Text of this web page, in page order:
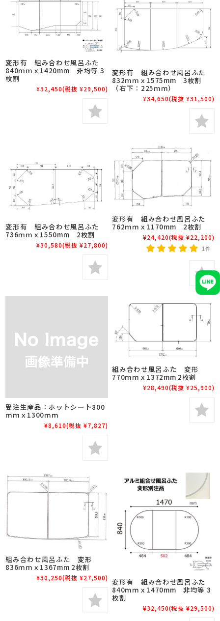
変形有 組み合わせ風呂ふた
840ｍｍｘ1420mm 非均等 3
枚割
¥32,450(税抜 ¥29,500)
変形有 組み合わせ風呂ふた
832ｍｍｘ1575mm 3枚割
（右下：225ｍｍ）
¥34,650(税抜 ¥31,500)
変形有 組み合わせ風呂ふた
736ｍｍｘ1550mm 2枚割
¥30,580(税抜 ¥27,800)
変形有 組み合わせ風呂ふた
762ｍｍｘ1170mm 2枚割
¥24,420(税抜 ¥22,200)
1件
受注生産品：ホットシート800
ｍｍｘ1300ｍｍ
¥8,610(税抜 ¥7,827)
組み合わせ風呂ふた 変形
770ｍｍｘ1372mm 2枚割
¥28,490(税抜 ¥25,900)
組み合わせ風呂ふた 変形
836ｍｍｘ1367mm 2枚割
¥30,250(税抜 ¥27,500) 変形有 組み合わせ風呂ふた
840ｍｍｘ1470mm 非均等 3
枚割
¥32,450(税抜 ¥29,500)